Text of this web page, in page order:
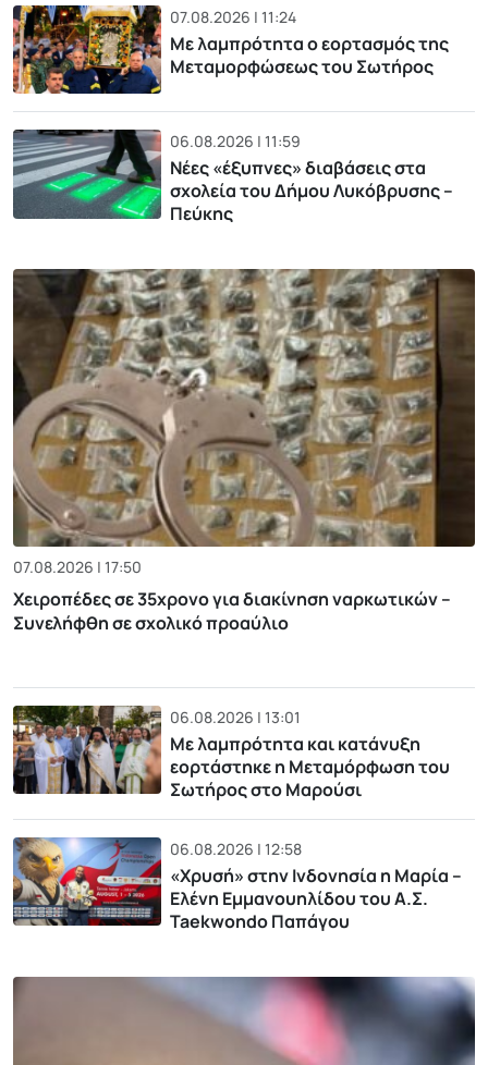
07.08.2026 | 11:24
Με λαμπρότητα ο εορτασμός της
Μεταμορφώσεως του Σωτήρος
06.08.2026 | 11:59
Νέες «έξυπνες» διαβάσεις στα
σχολεία του Δήμου Λυκόβρυσης –
Πεύκης
07.08.2026 | 17:50
Χειροπέδες σε 35χρονο για διακίνηση ναρκωτικών –
Συνελήφθη σε σχολικό προαύλιο
06.08.2026 | 13:01
Με λαμπρότητα και κατάνυξη
εορτάστηκε η Μεταμόρφωση του
Σωτήρος στο Μαρούσι
06.08.2026 | 12:58
«Χρυσή» στην Ινδονησία η Μαρία –
Ελένη Εμμανουηλίδου του Α.Σ.
Taekwondo Παπάγου